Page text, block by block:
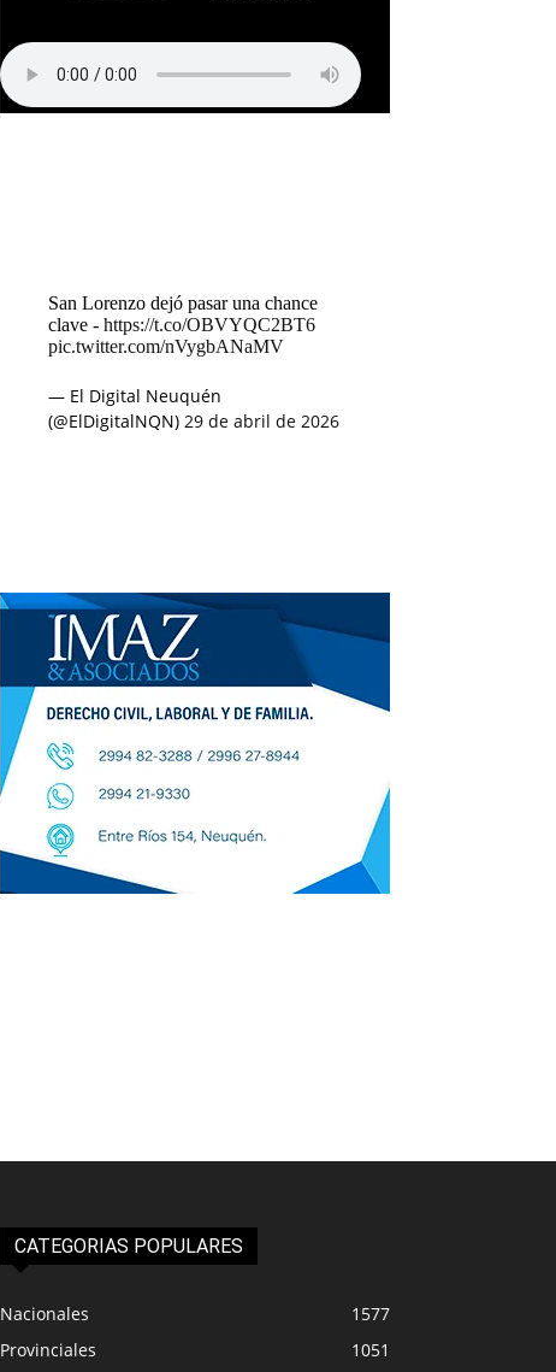
San Lorenzo dejó pasar una chance
clave - https://t.co/OBVYQC2BT6
pic.twitter.com/nVygbANaMV
— El Digital Neuquén
(@ElDigitalNQN) 29 de abril de 2026
CATEGORIAS POPULARES
Nacionales
1577
Provinciales
1051